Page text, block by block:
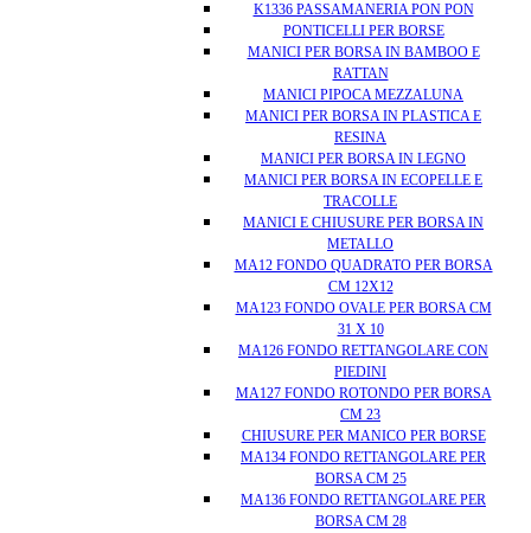
K1336 PASSAMANERIA PON PON
PONTICELLI PER BORSE
MANICI PER BORSA IN BAMBOO E
RATTAN
MANICI PIPOCA MEZZALUNA
MANICI PER BORSA IN PLASTICA E
RESINA
MANICI PER BORSA IN LEGNO
MANICI PER BORSA IN ECOPELLE E
TRACOLLE
MANICI E CHIUSURE PER BORSA IN
METALLO
MA12 FONDO QUADRATO PER BORSA
CM 12X12
MA123 FONDO OVALE PER BORSA CM
31 X 10
MA126 FONDO RETTANGOLARE CON
PIEDINI
MA127 FONDO ROTONDO PER BORSA
CM 23
CHIUSURE PER MANICO PER BORSE
MA134 FONDO RETTANGOLARE PER
BORSA CM 25
MA136 FONDO RETTANGOLARE PER
BORSA CM 28